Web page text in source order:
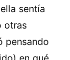
sentía
otras
pensando